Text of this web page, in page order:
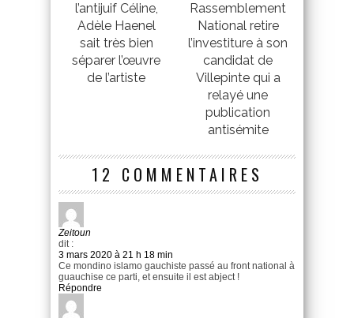
l’antijuif Céline,
Adèle Haenel
sait très bien
séparer l’œuvre
de l’artiste
Rassemblement
National retire
l’investiture à son
candidat de
Villepinte qui a
relayé une
publication
antisémite
12 COMMENTAIRES
Zeitoun
dit :
3 mars 2020 à 21 h 18 min
Ce mondino islamo gauchiste passé au front national à
guauchise ce parti, et ensuite il est abject !
Répondre